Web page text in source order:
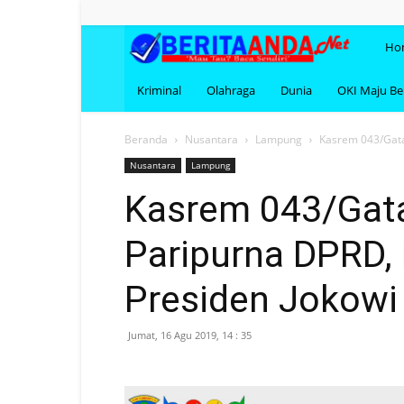
Kriminal Olahraga Dunia OKI Maju
Beranda Nusantara Lampung Kasrem 043/
Nusantara Lampung
Kasrem 043/
Paripurna
Presiden Jokowi
Jumat, 16 Agu 2019, 14 : 35